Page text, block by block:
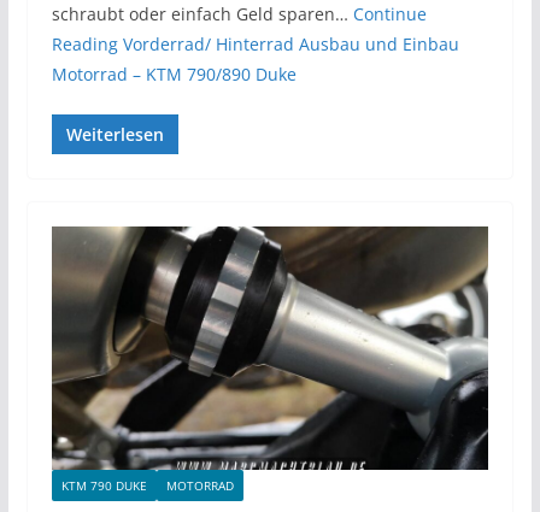
schraubt oder einfach Geld sparen… Continue
ReadingVorderrad/ Hinterrad Ausbau und Einbau
Motorrad – KTM 790/890 Duke
Weiterlesen
KTM 790 DUKE MOTORRAD